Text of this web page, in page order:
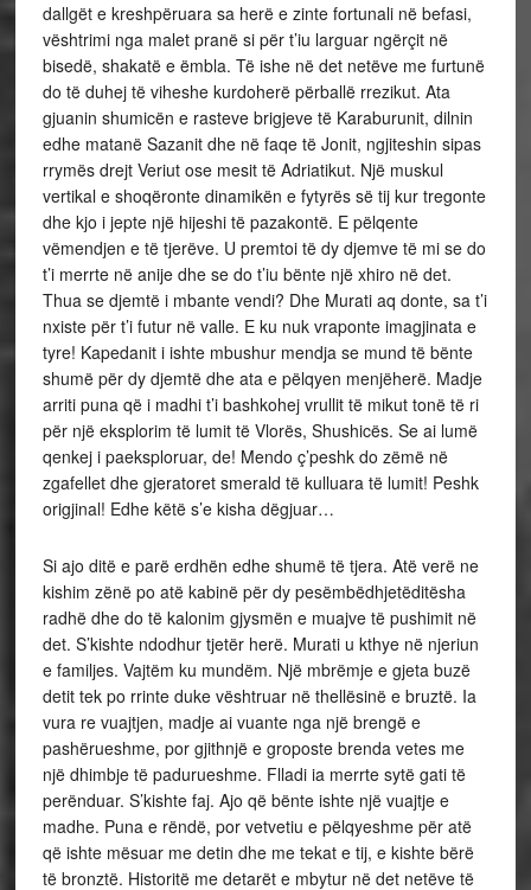
dallgët e kreshpëruara sa herë e zinte fortunali në befasi,
vështrimi nga malet pranë si për t’iu larguar ngërçit në
bisedë, shakatë e ëmbla. Të ishe në det netëve me furtunë
do të duhej të viheshe kurdoherë përballë rrezikut. Ata
gjuanin shumicën e rasteve brigjeve të Karaburunit, dilnin
edhe matanë Sazanit dhe në faqe të Jonit, ngjiteshin sipas
rrymës drejt Veriut ose mesit të Adriatikut. Një muskul
vertikal e shoqëronte dinamikën e fytyrës së tij kur tregonte
dhe kjo i jepte një hijeshi të pazakontë. E pëlqente
vëmendjen e të tjerëve. U premtoi të dy djemve të mi se do
t’i merrte në anije dhe se do t’iu bënte një xhiro në det.
Thua se djemtë i mbante vendi? Dhe Murati aq donte, sa t’i
nxiste për t’i futur në valle. E ku nuk vraponte imagjinata e
tyre! Kapedanit i ishte mbushur mendja se mund të bënte
shumë për dy djemtë dhe ata e pëlqyen menjëherë. Madje
arriti puna që i madhi t’i bashkohej vrullit të mikut tonë të ri
për një eksplorim të lumit të Vlorës, Shushicës. Se ai lumë
qenkej i paeksploruar, de! Mendo ç’peshk do zëmë në
zgafellet dhe gjeratoret smerald të kulluara të lumit! Peshk
origjinal! Edhe këtë s’e kisha dëgjuar…
Si ajo ditë e parë erdhën edhe shumë të tjera. Atë verë ne
kishim zënë po atë kabinë për dy pesëmbëdhjetëditësha
radhë dhe do të kalonim gjysmën e muajve të pushimit në
det. S’kishte ndodhur tjetër herë. Murati u kthye në njeriun
e familjes. Vajtëm ku mundëm. Një mbrëmje e gjeta buzë
detit tek po rrinte duke vështruar në thellësinë e bruztë. Ia
vura re vuajtjen, madje ai vuante nga një brengë e
pashërueshme, por gjithnjë e groposte brenda vetes me
një dhimbje të padurueshme. Flladi ia merrte sytë gati të
perënduar. S’kishte faj. Ajo që bënte ishte një vuajtje e
madhe. Puna e rëndë, por vetvetiu e pëlqyeshme për atë
që ishte mësuar me detin dhe me tekat e tij, e kishte bërë
të bronztë. Historitë me detarët e mbytur në det netëve të